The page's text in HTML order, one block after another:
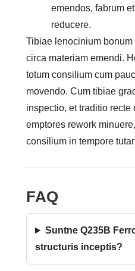
emendos, fabrum
reducere.
Tibiae lenocinium
circa materiam emendi.
totum consilium cum
movendo. Cum tibiae
inspectio, et traditio recte
emptores rework
consilium in tempore
FAQ
Suntne Q235B
structuris inceptis?